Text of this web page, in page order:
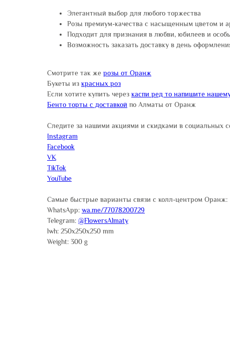
Элегантный выбор для любого торжества
Розы премиум-качества с насыщенным цветом и
Подходит для признания в любви, юбилеев и
Возможность заказать доставку в день
Смотрите так же розы от Оранж
Букеты из красных роз
Если хотите купить через каспи ред то напишите
Бенто торты с доставкой по Алматы от Оранж
Следите за нашими акциями и скидками в социальных
Instagram
Facebook
VK
TikTok
YouTube
Самые быстрые варианты связи с колл-центром Оранж:
WhatsApp: wa.me/77078200729
Telegram: @FlowersAlmaty
lwh: 250x250x250 mm
Weight: 300 g